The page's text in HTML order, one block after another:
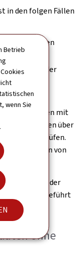
Betrieb
wenn Sie
in den folgen Fällen
betreffenden
das von der
befreit ist.
der Staaten mit
Informationen über
zu überprüfen.
und Gebühren von
Liste der
eingeführt
ohne